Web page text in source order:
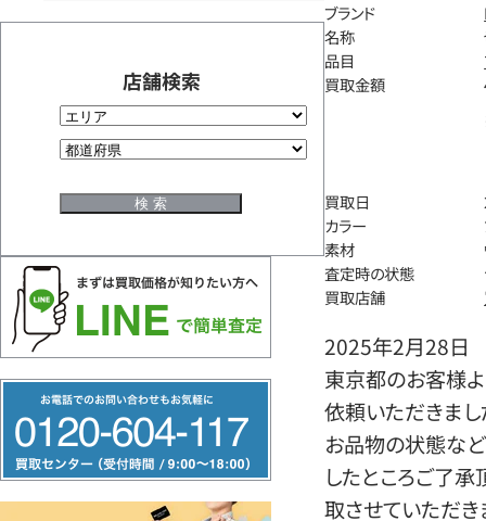
店舗検索
リ
ー
ブランド
名称
品目
買取金額
買取日
カラー
素材
査定時の状態
買取店舗
2025年2月28日
東京都のお客様
依頼いただきまし
お品物の状態など
したところご了
取させていただき